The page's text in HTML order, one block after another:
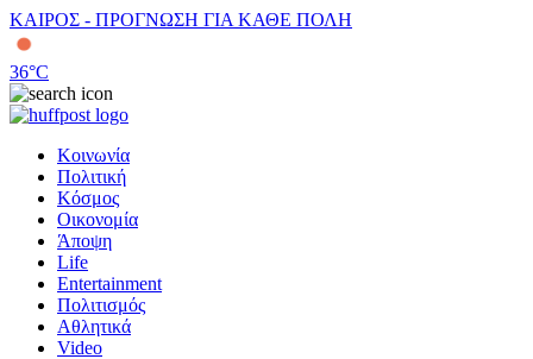
ΚΑΙΡΟΣ - ΠΡΟΓΝΩΣΗ ΓΙΑ ΚΑΘΕ ΠΟΛΗ
36°C
Κοινωνία
Πολιτική
Κόσμος
Οικονομία
Άποψη
Life
Entertainment
Πολιτισμός
Αθλητικά
Video